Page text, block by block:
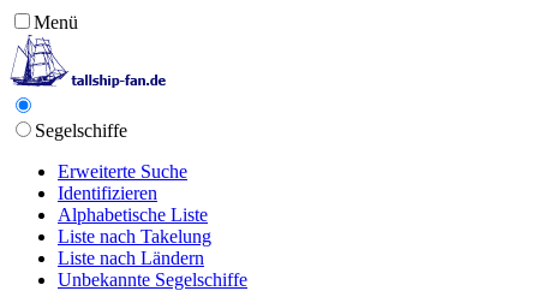
Menü
Segelschiffe
Erweiterte Suche
Identifizieren
Alphabetische Liste
Liste nach Takelung
Liste nach Ländern
Unbekannte Segelschiffe